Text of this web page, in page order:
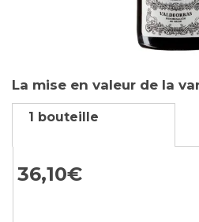
to
the
of
the
images
La mise en valeur de la
1 bouteille
36,10€